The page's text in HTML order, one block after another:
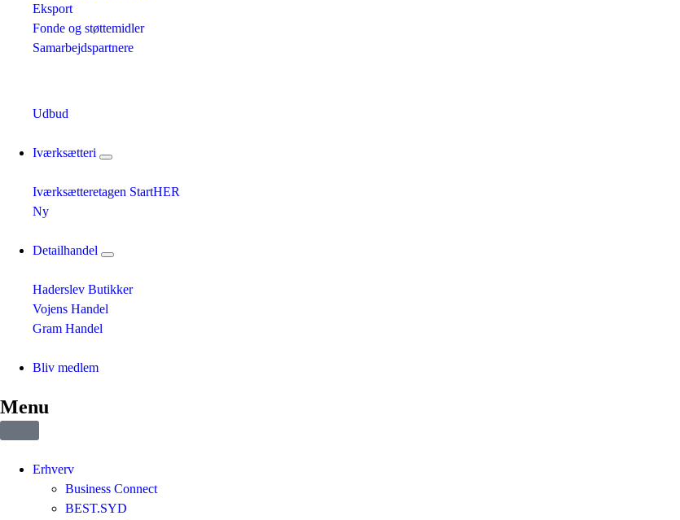
Eksport
Fonde og støttemidler
Samarbejdspartnere
Udbud
Iværksætteri
Iværksætteretagen StartHER
Ny
Detailhandel
Haderslev Butikker
Vojens Handel
Gram Handel
Bliv medlem
Menu
Erhverv
Business Connect
BEST.SYD